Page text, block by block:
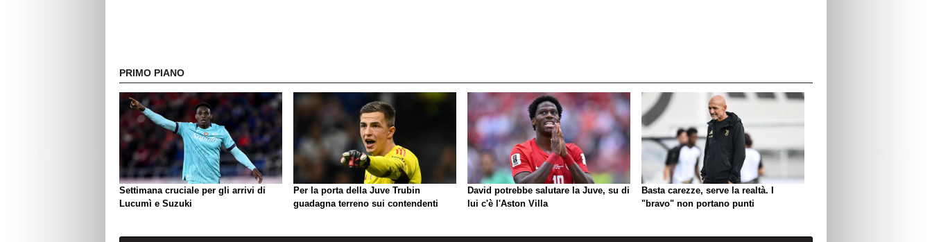
PRIMO PIANO
Settimana cruciale per gli arrivi di
Lucumì e Suzuki
Per la porta della Juve Trubin
guadagna terreno sui contendenti
David potrebbe salutare la Juve, su di
lui c'è l'Aston Villa
Basta carezze, serve la realtà. I
"bravo" non portano punti